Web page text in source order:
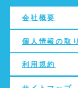
会社概要
個人情報の取
利用規約